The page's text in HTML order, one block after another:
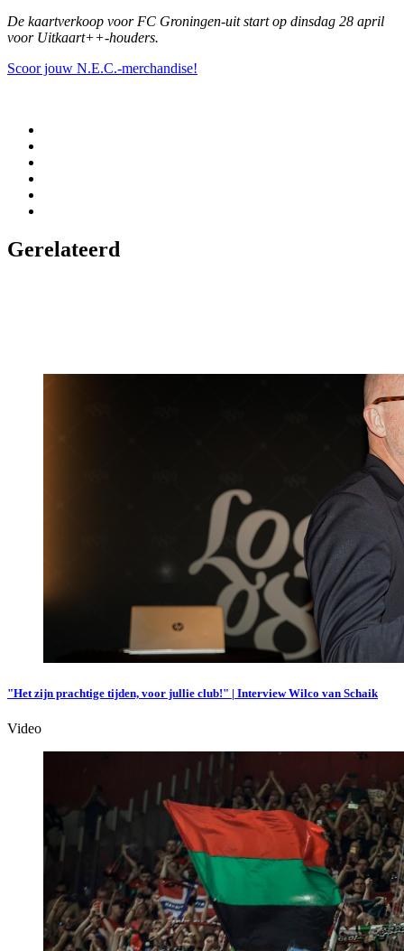
De kaartverkoop voor FC Groningen-uit start op dinsdag 28 april
voor Uitkaart++-houders.
Scoor jouw N.E.C.-merchandise!
Gerelateerd
"Het zijn prachtige tijden, voor jullie club!" | Interview Wilco van Schaik
Video